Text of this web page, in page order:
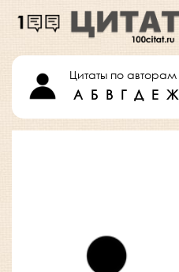
Цитаты по авторам
А Б В Г Д Е Ж